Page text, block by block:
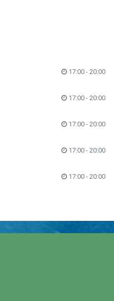
17:00 - 20:00
17:00 - 20:00
17:00 - 20:00
17:00 - 20:00
17:00 - 20:00